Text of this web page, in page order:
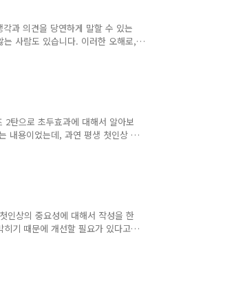
라져 있는 상태에서 연관이 된 카
꽃을 대부분 고르는 이유는 바로
년 데이비드 마이어와 로저 ..
과 의견을 당연하게 말할 수 있는
사람도 있습니다. 이러한 오해로,
. 이번 시간을 통해서 MBTI 유형별
다. 혹여나 이러한 일이 생겼을 경
을 하고 이외는 아래의 2부에서 작
의 경우는 의견에 비유와 은유를
2탄으로 초두효과에 대해서 알아보
내용이었는데, 과연 평생 첫인상 한
습니다. 그 이후 나의 행동에 따라
냉혹한 평가를 받을 수도 있습니
차 좋은 인상으로 바꿔지는 현상을
단어가 연상이 되는군요. 실제로
트를 하고 이사람이 좋아지는 것도
인상의 중요성에 대해서 작성을 한
기 때문에 개선할 필요가 있다고
두효과를 함께 알아보시고, 왜 중요
. 초두효과는? 쉽게 말해 처음에 뇌